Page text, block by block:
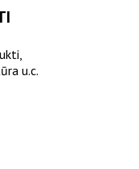
u.c.